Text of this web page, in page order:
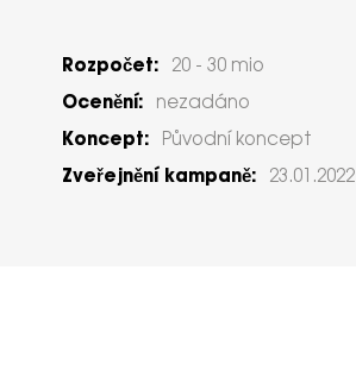
Rozpočet: 20 - 30 mio
Ocenění: nezadáno
Koncept: Původní koncept
Zveřejnění kampaně: 23.01.2022